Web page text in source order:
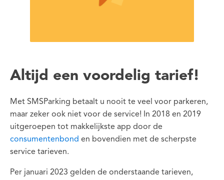
Altijd een voordelig tarief!
Met SMSParking betaalt u nooit te veel voor parkeren,
maar zeker ook niet voor de service! In 2018 en 2019
uitgeroepen tot makkelijkste app door de
consumentenbond en bovendien met de scherpste
service tarieven.
Per januari 2023 gelden de onderstaande tarieven,